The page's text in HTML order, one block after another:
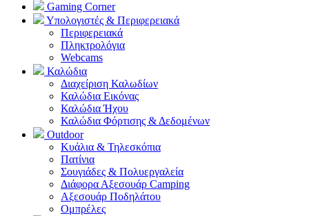
Gaming Corner
Υπολογιστές & Περιφερειακά
Περιφερειακά
Πληκτρολόγια
Webcams
Καλώδια
Διαχείριση Καλωδίων
Καλώδια Εικόνας
Καλώδια Ήχου
Καλώδια Φόρτισης & Δεδομένων
Outdoor
Κυάλια & Τηλεσκόπια
Πατίνια
Σουγιάδες & Πολυεργαλεία
Διάφορα Αξεσουάρ Camping
Αξεσουάρ Ποδηλάτου
Ομπρέλες